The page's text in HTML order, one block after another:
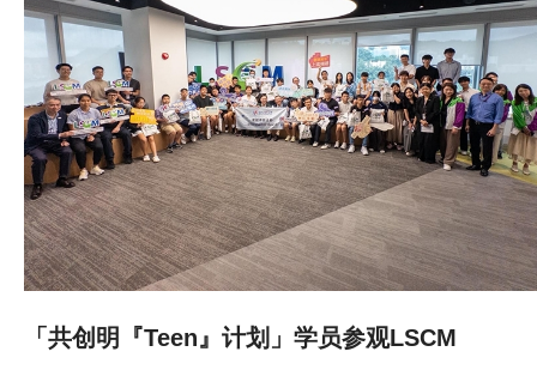
「共创明『Teen』计划」学员参观LSCM